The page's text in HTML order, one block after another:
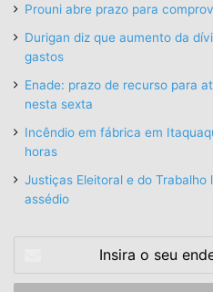
Prouni abre prazo para
Durigan diz que aumento da
gastos
Enade: prazo de recurso para
nesta sexta
Incêndio em fábrica em
horas
Justiças Eleitoral e do
assédio
seu